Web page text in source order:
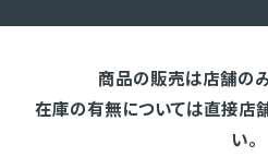
商品の販売は店舗のみ
在庫の有無については直接店
い。